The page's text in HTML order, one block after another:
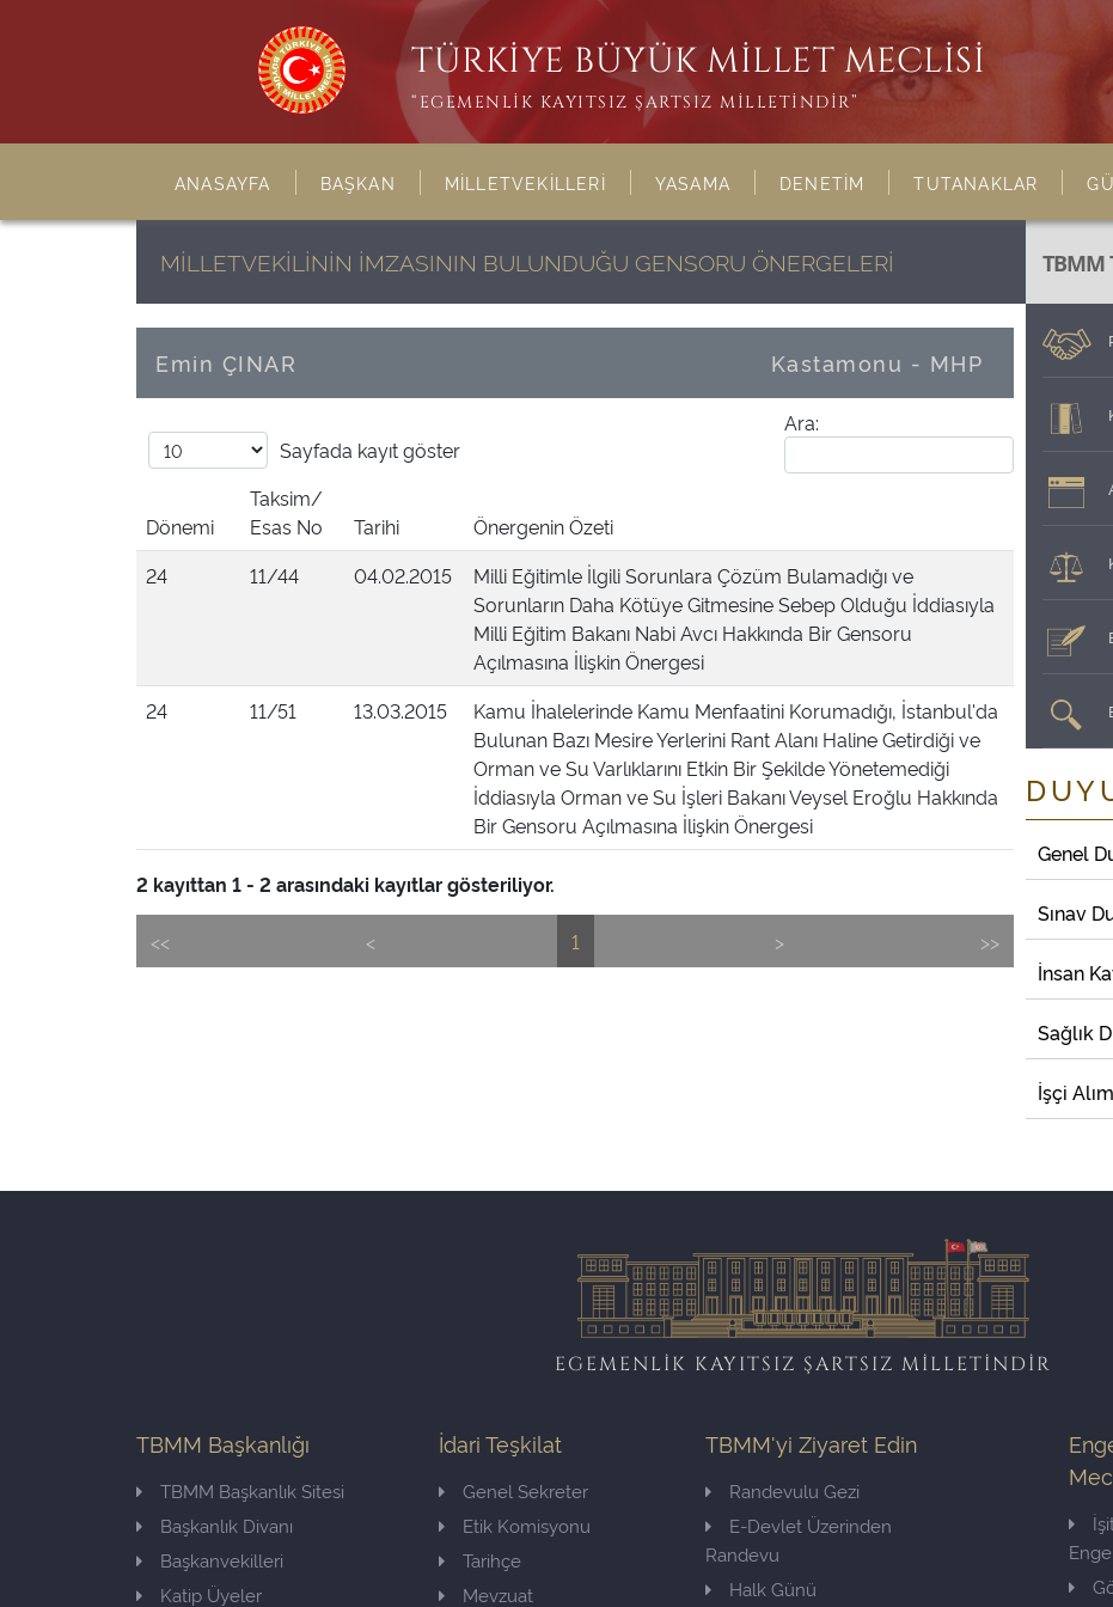
TÜRKİYE BÜYÜK MİLLET MECLİSİ
“EGEMENLİK KAYITSIZ ŞARTSIZ MİLLETİNDİR”
ANASAYFA BAŞKAN MİLLETVEKİLLERİ YASAMA DENETİM TUTANAKLAR
MİLLETVEKİLİNİN İMZASININ BULUNDUĞU GENSORU ÖNERGELERİ
Emin ÇINAR Kastamonu - MHP
Ara:
Sayfada kayıt göster
Dönemi
Taksim/
Esas No
Tarihi
Önergenin Özeti
24
11/44 04.02.2015
Milli Eğitimle İlgili Sorunlara Çözüm Bulamadığı ve
Sorunların Daha Kötüye Gitmesine Sebep Olduğu İddiasıyla
Milli Eğitim Bakanı Nabi Avcı Hakkında Bir Gensoru
Açılmasına İlişkin Önergesi
24
11/51 13.03.2015
Kamu İhalelerinde Kamu Menfaatini Korumadığı, İstanbul'da
Bulunan Bazı Mesire Yerlerini Rant Alanı Haline Getirdiği ve
Orman ve Su Varlıklarını Etkin Bir Şekilde Yönetemediği
İddiasıyla Orman ve Su İşleri Bakanı Veysel Eroğlu Hakkında
Bir Gensoru Açılmasına İlişkin Önergesi
2 kayıttan 1 - 2 arasındaki kayıtlar gösteriliyor.
<< < 1 > >>
TBMM
Genel
Sınav
İnsan
Sağlık
İşçi
EGEMENLİK KAYITSIZ ŞARTSIZ MİLLETİNDİR
TBMM Başkanlığı
TBMM Başkanlık Sitesi
Başkanlık Divanı
Başkanvekilleri
Katip Üyeler
İdari Teşkilat
Genel Sekreter
Etik Komisyonu
Tarihçe
Mevzuat
TBMM'yi Ziyaret Edin
Randevulu Gezi
E-Devlet Üzerinden
Randevu
Halk Günü